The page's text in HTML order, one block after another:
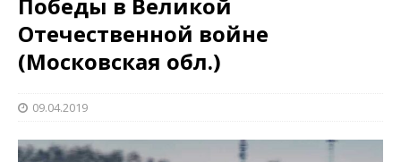
Победы в Великой
Отечественной войне
(Московская обл.)
09.04.2019